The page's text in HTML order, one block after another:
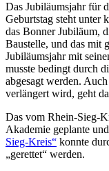
Das Jubiläumsjahr für
Geburtstag steht unter
das Bonner Jubiläum,
Baustelle, und das mit
Jubiläumsjahr mit
musste bedingt durch
abgesagt werden.
verlängert wird, geht
Das vom Rhein-Sieg-
Akademie geplante
Sieg-Kreis“ konnte
„gerettet“ werden.